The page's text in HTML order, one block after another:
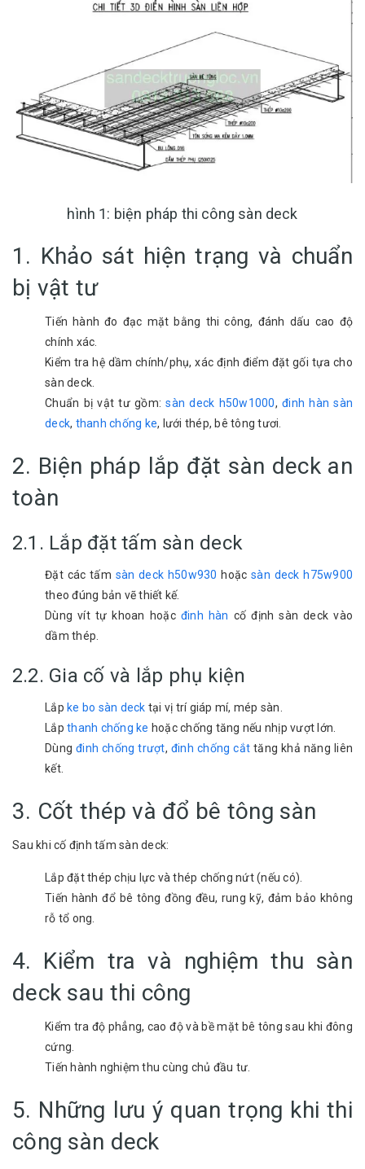
hình 1: biện pháp thi công sàn deck
1. Khảo sát hiện trạng và chuẩn
bị vật tư
Tiến hành đo đạc mặt bằng thi công, đánh dấu cao độ
chính xác.
Kiểm tra hệ dầm chính/phụ, xác định điểm đặt gối tựa cho
sàn deck.
Chuẩn bị vật tư gồm:sàn deck h50w1000, đinh hàn sàn
deck, thanh chống ke, lưới thép, bê tông tươi.
2. Biện pháp lắp đặt sàn deck an
toàn
2.1. Lắp đặt tấm sàn deck
Đặt các tấm sàn deck h50w930 hoặc sàn deck h75w900
theo đúng bản vẽ thiết kế.
Dùng vít tự khoan hoặc đinh hàn cố định sàn deck vào
dầm thép.
2.2. Gia cố và lắp phụ kiện
Lắp ke bo sàn deck tại vị trí giáp mí, mép sàn.
Lắp thanh chống ke hoặc chống tăng nếu nhịp vượt lớn.
Dùngđinh chống trượt, đinh chống cắt tăng khả năng liên
kết.
3. Cốt thép và đổ bê tông sàn
Sau khi cố định tấm sàn deck:
Lắp đặt thép chịu lực và thép chống nứt (nếu có).
Tiến hành đổ bê tông đồng đều, rung kỹ, đảm bảo không
rỗ tổ ong.
4. Kiểm tra và nghiệm thu sàn
deck sau thi công
Kiểm tra độ phẳng, cao độ và bề mặt bê tông sau khi đông
cứng.
Tiến hành nghiệm thu cùng chủ đầu tư.
5. Những lưu ý quan trọng khi thi
công sàn deck